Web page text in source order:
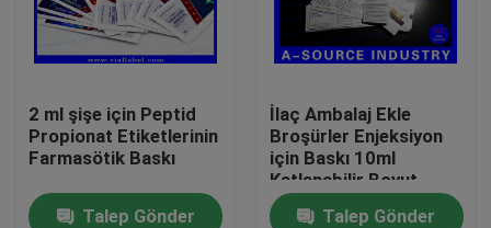
2 ml şişe için Peptid
Propionat Etiketlerinin
Farmasötik Baskı
Talep Gönder
İlaç Ambalaj Ekle
Broşürler Enjeksiyon
için Baskı 10ml
Katlanabilir Boyut
45mm
Talep Gönder